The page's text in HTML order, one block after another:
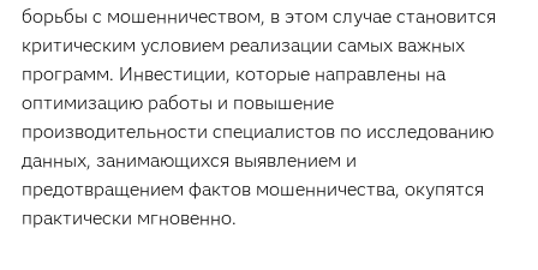
борьбы с мошенничеством, в этом случае становится
критическим условием реализации самых важных
программ. Инвестиции, которые направлены на
оптимизацию работы и повышение
производительности специалистов по исследованию
данных, занимающихся выявлением и
предотвращением фактов мошенничества, окупятся
практически мгновенно.